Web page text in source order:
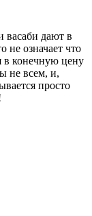
васаби дают в
не означает что
в конечную цену
не всем, и,
просто